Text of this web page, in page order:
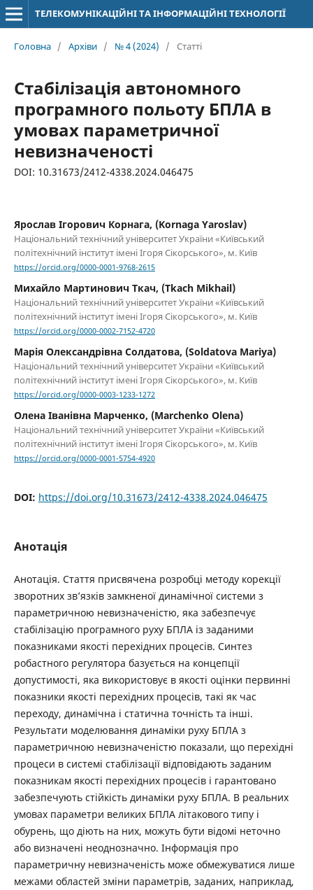
ТЕЛЕКОМУНІКАЦІЙНІ ТА ІНФОРМАЦІЙНІ ТЕХНОЛОГІЇ
Головна / Архіви / № 4 (2024) / Статті
Стабілізація автономного
програмного польоту БПЛА в
умовах параметричної
невизначеності
DOI: 10.31673/2412-4338.2024.046475
Ярослав Ігорович Корнага, (Kornaga Yaroslav)
Національний технічний університет України «Київський
політехнічний інститут імені Ігоря Сікорського», м. Київ
https://orcid.org/0000-0001-9768-2615
Михайло Мартинович Ткач, (Tkach Mikhail)
Національний технічний університет України «Київський
політехнічний інститут імені Ігоря Сікорського», м. Київ
https://orcid.org/0000-0002-7152-4720
Марія Олександрівна Солдатова, (Soldatova Mariya)
Національний технічний університет України «Київський
політехнічний інститут імені Ігоря Сікорського», м. Київ
https://orcid.org/0000-0003-1233-1272
Олена Іванівна Марченко, (Marchenko Olena)
Національний технічний університет України «Київський
політехнічний інститут імені Ігоря Сікорського», м. Київ
https://orcid.org/0000-0001-5754-4920
DOI: https://doi.org/10.31673/2412-4338.2024.046475
Анотація
Анотація. Стаття присвячена розробці методу корекції
зворотних зв’язків замкненої динамічної системи з
параметричною невизначеністю, яка забезпечує
стабілізацію програмного руху БПЛА із заданими
показниками якості перехідних процесів. Синтез
робастного регулятора базується на концепції
допустимості, яка використовує в якості оцінки первинні
показники якості перехідних процесів, такі як час
переходу, динамічна і статична точність та інші.
Результати моделювання динаміки руху БПЛА з
параметричною невизначеністю показали, що перехідні
процеси в системі стабілізації відповідають заданим
показникам якості перехідних процесів і гарантовано
забезпечують стійкість динаміки руху БПЛА. В реальних
умовах параметри великих БПЛА літакового типу і
обурень, що діють на них, можуть бути відомі неточно
або визначені неоднозначно. Інформація про
параметричну невизначеність може обмежуватися лише
межами областей зміни параметрів, заданих, наприклад,